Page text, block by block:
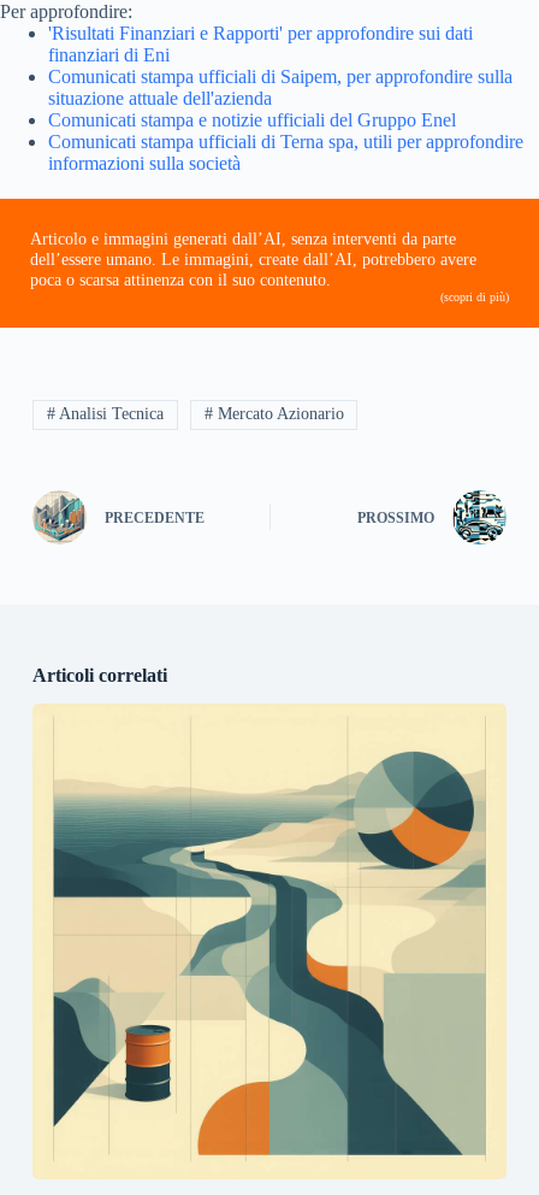
Per approfondire:
'Risultati Finanziari e Rapporti' per approfondire sui dati
finanziari di Eni
Comunicati stampa ufficiali di Saipem, per approfondire sulla
situazione attuale dell'azienda
Comunicati stampa e notizie ufficiali del Gruppo Enel
Comunicati stampa ufficiali di Terna spa, utili per approfondire
informazioni sulla società
Articolo e immagini generati dall’AI, senza interventi da parte
dell’essere umano. Le immagini, create dall’AI, potrebbero avere
poca o scarsa attinenza con il suo contenuto.
(scopri di più)
# Analisi Tecnica # Mercato Azionario
PRECEDENTE PROSSIMO
Articoli correlati